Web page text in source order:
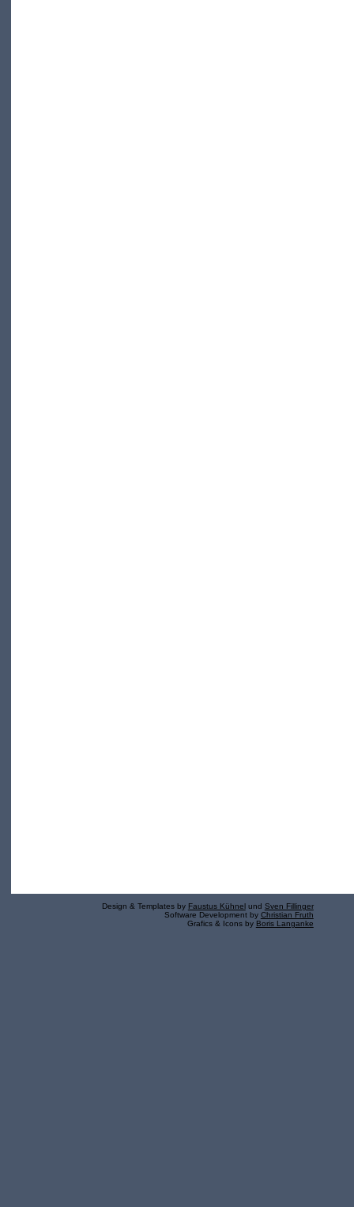
Design & Templates by Faustus Kühnel und Sven Fillinger
Software Development by Christian Fruth
Grafics & Icons by Boris Langanke